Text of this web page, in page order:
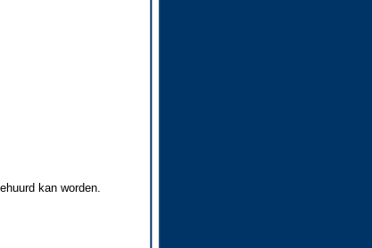
kan worden.